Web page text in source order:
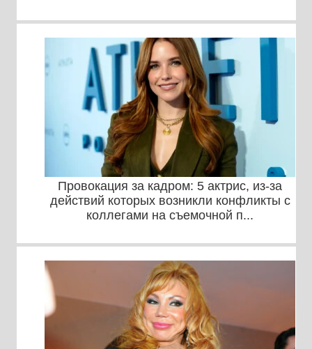
Провокация за кадром: 5 актрис, из-за
действий которых возникли конфликты с
коллегами на съемочной п...